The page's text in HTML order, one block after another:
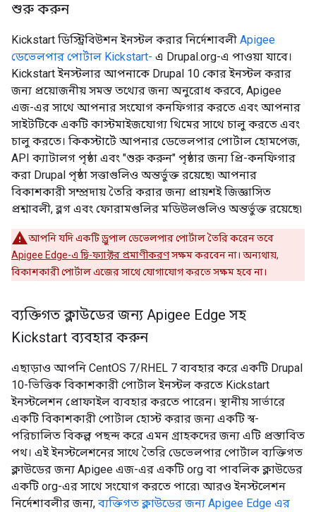
শুরু করুন
Kickstart ডিস্ট্রিবিউশন ইনস্টল করার নির্দেশাবলী Apigee
ডেভেলপার পোর্টাল Kickstart- এ Drupal.org-এ পাওয়া যাবে।
Kickstart ইনস্টলার আপনাকে Drupal 10 কোর ইনস্টল করার
জন্য প্রয়োজনীয় সমস্ত তথ্যের জন্য অনুরোধ করবে, Apigee
এজ-এর সাথে আপনার সংযোগ কনফিগার করতে এবং আপনার
সাইটটিকে একটি কাস্টমাইজযোগ্য থিমের সাথে চালু করতে এবং
চালু করতে। কিকস্টার্টে আপনার ডেভেলপার পোর্টাল হোমপেজ,
API ক্যাটালগ পৃষ্ঠা এবং "শুরু করুন" পৃষ্ঠার জন্য প্রি-কনফিগার
করা Drupal পৃষ্ঠা সত্তাগুলিও অন্তর্ভুক্ত রয়েছে৷ আপনার
বিকাশকারী সম্প্রদায় তৈরি করার জন্য প্রায়শই জিজ্ঞাসিত
প্রশ্নাবলী, ব্লগ এবং ফোরামগুলির মডিউলগুলিও অন্তর্ভুক্ত রয়েছে৷
আপনি যদি একটি ড্রুপাল ডেভেলপার পোর্টাল তৈরি করেন তবে
Apigee Edge-এ দ্বি-ফ্যাক্টর প্রমাণীকরণসক্ষম করবেন না। অন্যথায়,
বিকাশকারী পোর্টাল এজের সাথে যোগাযোগ করতে সক্ষম হবে না।
ব্যক্তিগত ক্লাউডের জন্য Apigee Edge সহ
Kickstart ব্যবহার করুন
এছাড়াও আপনি CentOS 7/RHEL 7 ব্যবহার করে একটি Drupal
10-ভিত্তিক বিকাশকারী পোর্টাল ইনস্টল করতে Kickstart
ইনস্টলেশন প্রোফাইল ব্যবহার করতে পারেন। স্থানীয় সার্ভারে
একটি বিকাশকারী পোর্টাল হোস্ট করার জন্য একটি স্ব-
পরিচালিত বিকল্প পছন্দ করে এমন গ্রাহকদের জন্য এটি প্রস্তাবিত
পথ। এই ইনস্টলেশনের সাথে তৈরি ডেভেলপার পোর্টাল ব্যক্তিগত
ক্লাউডের জন্য Apigee এজ-এর একটি org বা পাবলিক ক্লাউডের
একটি org-এর সাথে সংযোগ করতে পারে৷ আরও ইনস্টলেশন
নির্দেশাবলীর জন্য, ব্যক্তিগত ক্লাউডের জন্য Apigee Edge এর